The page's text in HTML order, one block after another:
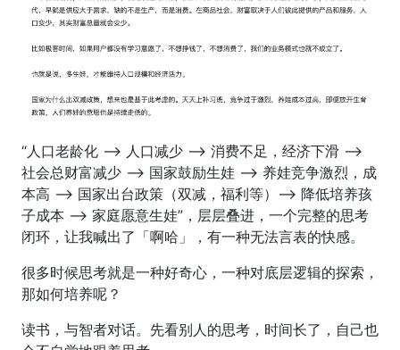
“人口老龄化 --> 人口减少 --> 消费不足，经济下滑 -->
社会总财富减少 --> 国家鼓励生娃 --> 养娃竞争激烈，成
本高 --> 国家出台政策（双减，福利等）--> 降低培养孩
子成本 --> 家庭愿意生娃”，层层叠进，一个完整的思考
闭环，让我喊出了「啊哈」，有一种无法言表的快感。
很多时候思考就是一种好奇心，一种对底层逻辑的探索，
那如何培养呢？
读书，与智者对话。先看别人的思考，时间长了，自己也